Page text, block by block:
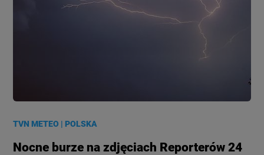
TVN METEO |POLSKA
Nocne burze na zdjęciach Reporterów 24